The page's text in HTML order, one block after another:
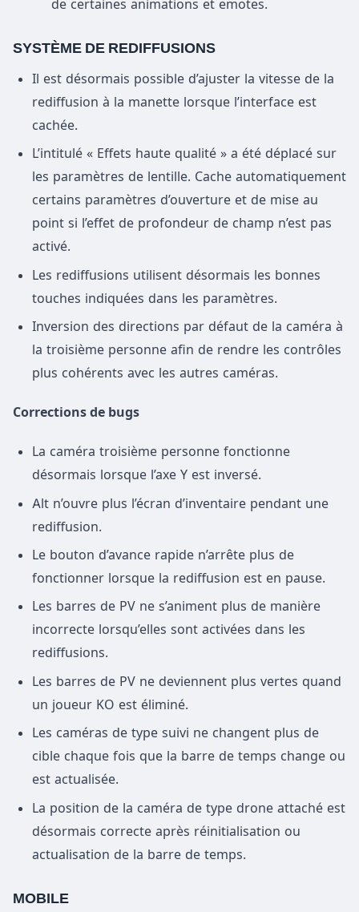
de certaines animations et emotes.
SYSTÈME DE REDIFFUSIONS
Il est désormais possible d’ajuster la vitesse de la
rediffusion à la manette lorsque l’interface est
cachée.
L’intitulé « Effets haute qualité » a été déplacé sur
les paramètres de lentille. Cache automatiquement
certains paramètres d’ouverture et de mise au
point si l’effet de profondeur de champ n’est pas
activé.
Les rediffusions utilisent désormais les bonnes
touches indiquées dans les paramètres.
Inversion des directions par défaut de la caméra à
la troisième personne afin de rendre les contrôles
plus cohérents avec les autres caméras.
Corrections de bugs
La caméra troisième personne fonctionne
désormais lorsque l’axe Y est inversé.
Alt n’ouvre plus l’écran d’inventaire pendant une
rediffusion.
Le bouton d’avance rapide n’arrête plus de
fonctionner lorsque la rediffusion est en pause.
Les barres de PV ne s’animent plus de manière
incorrecte lorsqu’elles sont activées dans les
rediffusions.
Les barres de PV ne deviennent plus vertes quand
un joueur KO est éliminé.
Les caméras de type suivi ne changent plus de
cible chaque fois que la barre de temps change ou
est actualisée.
La position de la caméra de type drone attaché est
désormais correcte après réinitialisation ou
actualisation de la barre de temps.
MOBILE